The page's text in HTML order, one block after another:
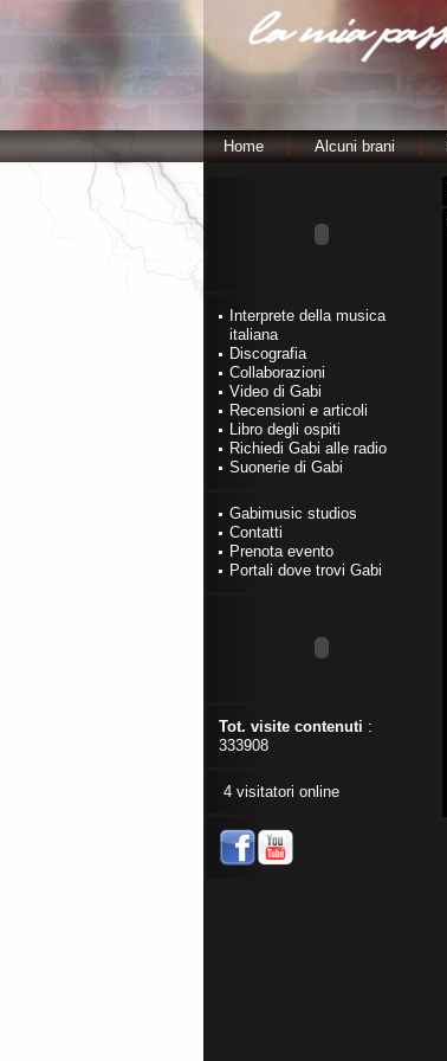
Home Alcuni brani
Interprete della musica
italiana
Discografia
Collaborazioni
Video di Gabi
Recensioni e articoli
Libro degli ospiti
Richiedi Gabi alle radio
Suonerie di Gabi
Gabimusic studios
Contatti
Prenota evento
Portali dove trovi Gabi
Tot. visite contenuti :
333908
4 visitatori online